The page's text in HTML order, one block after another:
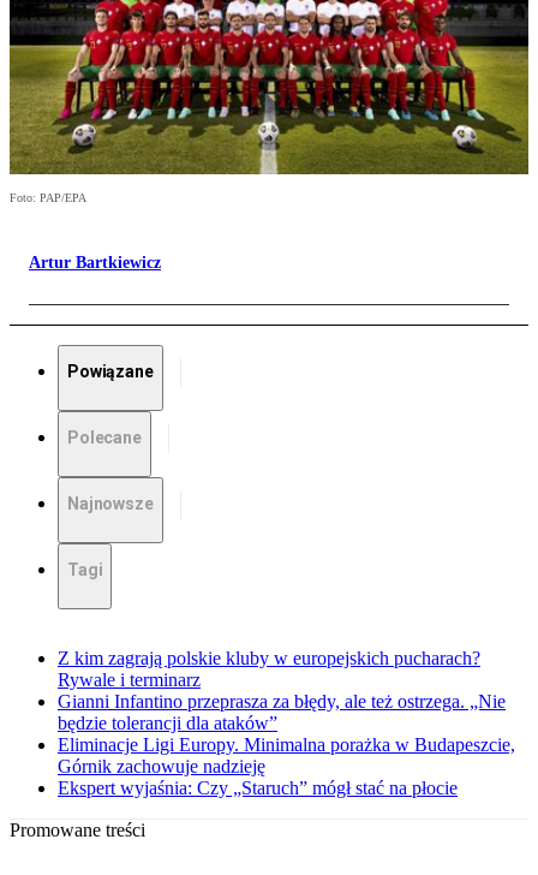
Foto: PAP/EPA
Artur Bartkiewicz
Powiązane
Polecane
Najnowsze
Tagi
Z kim zagrają polskie kluby w europejskich pucharach?
Rywale i terminarz
Gianni Infantino przeprasza za błędy, ale też ostrzega. „Nie
będzie tolerancji dla ataków”
Eliminacje Ligi Europy. Minimalna porażka w Budapeszcie,
Górnik zachowuje nadzieję
Ekspert wyjaśnia: Czy „Staruch” mógł stać na płocie
Promowane treści